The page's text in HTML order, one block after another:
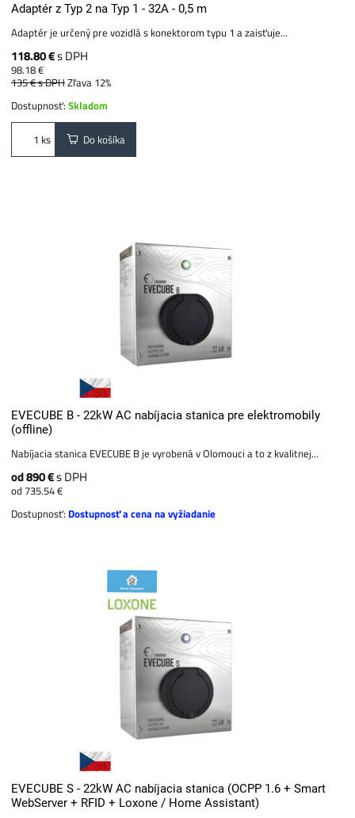
Adaptér z Typ 2 na Typ 1 - 32A - 0,5 m
Adaptér je určený pre vozidlá s konektorom typu 1 a zaisťuje...
118.80 €s DPH
98.18 €
135 €s DPHZľava 12%
Dostupnosť:Skladom
ks Do košíka
EVECUBE B - 22kW AC nabíjacia stanica pre elektromobily
(offline)
Nabíjacia stanica EVECUBE B je vyrobená v Olomouci a to z kvalitnej...
od 890 €s DPH
od 735.54 €
Dostupnosť: Dostupnosť a cena na vyžiadanie
EVECUBE S - 22kW AC nabíjacia stanica (OCPP 1.6 + Smart
WebServer + RFID + Loxone / Home Assistant)